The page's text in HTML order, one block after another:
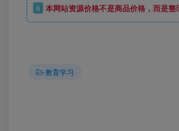
6 本网站资源价格不是商品价格，而是整
教育学习